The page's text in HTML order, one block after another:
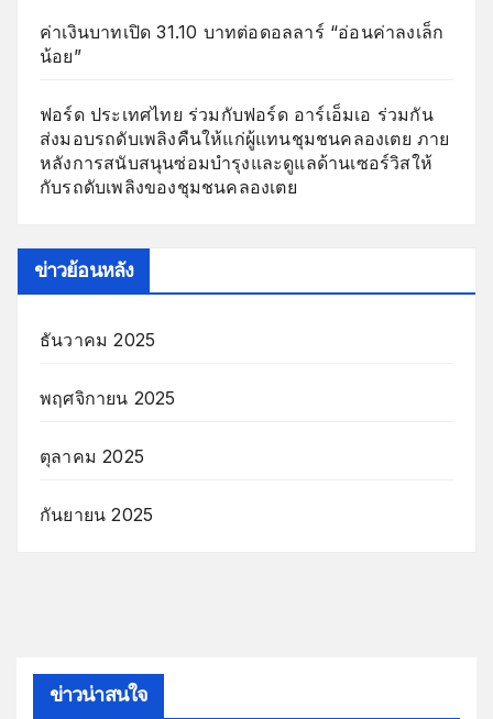
ค่าเงินบาทเปิด 31.10 บาทต่อดอลลาร์ “อ่อนค่าลงเล็ก
น้อย”
ฟอร์ด ประเทศไทย ร่วมกับฟอร์ด อาร์เอ็มเอ ร่วมกัน
ส่งมอบรถดับเพลิงคืนให้แก่ผู้แทนชุมชนคลองเตย ภาย
หลังการสนับสนุนซ่อมบำรุงและดูแลด้านเซอร์วิสให้
กับรถดับเพลิงของชุมชนคลองเตย
ข่าวย้อนหลัง
ธันวาคม 2025
พฤศจิกายน 2025
ตุลาคม 2025
กันยายน 2025
ข่าวน่าสนใจ